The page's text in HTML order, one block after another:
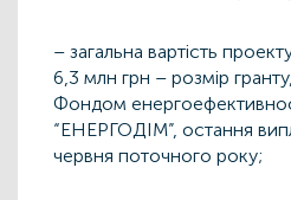
– загальна вартість
6,3 млн грн – розмір
Фондом
“ЕНЕРГОДІМ”, остання
червня поточного року;